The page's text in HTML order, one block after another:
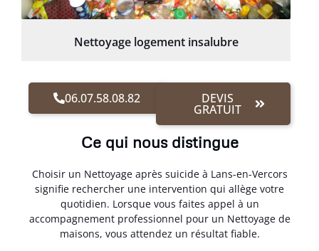
Nettoyage logement insalubre
06.07.58.08.82 DEVIS
GRATUIT
Ce qui nous distingue
Choisir un Nettoyage après suicide à Lans-en-Vercors
signifie rechercher une intervention qui allège votre
quotidien. Lorsque vous faites appel à un
accompagnement professionnel pour un Nettoyage de
maisons, vous attendez un résultat fiable.